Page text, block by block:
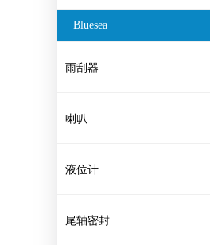
Bluesea
雨刮器
喇叭
液位计
尾轴密封